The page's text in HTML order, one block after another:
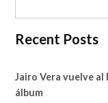
Recent Posts
Jairo Vera vuelve
álbum